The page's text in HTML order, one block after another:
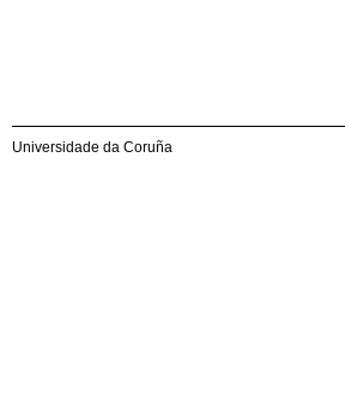
Universidade da Coruña